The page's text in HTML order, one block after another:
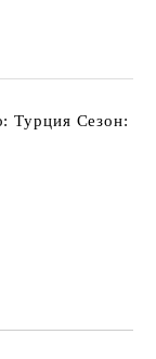
Турция Сезон: